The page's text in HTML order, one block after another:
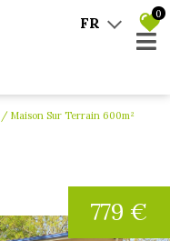
FR
0
Maison Sur Terrain 600m²
779 €